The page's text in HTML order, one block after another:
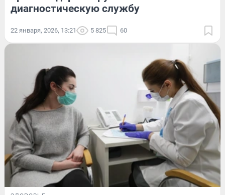
диагностическую службу
22 января, 2026, 13:21 5 825 60